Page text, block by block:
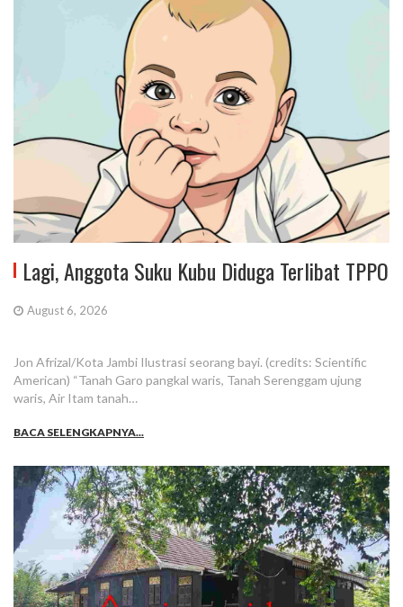
Lagi, Anggota Suku Kubu Diduga Terlibat TPPO
August 6, 2026
Jon Afrizal/Kota Jambi Ilustrasi seorang bayi. (credits: Scientific
American) “Tanah Garo pangkal waris, Tanah Serenggam ujung
waris, Air Itam tanah…
BACA SELENGKAPNYA...